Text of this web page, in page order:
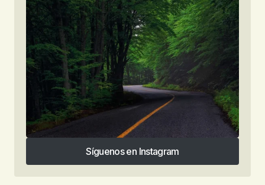
Síguenos en Instagram
Síguenos en Instagram